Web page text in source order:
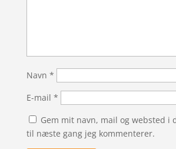
Navn *
E-mail *
Gem mit navn, mail og websted i
til næste gang jeg kommenterer.